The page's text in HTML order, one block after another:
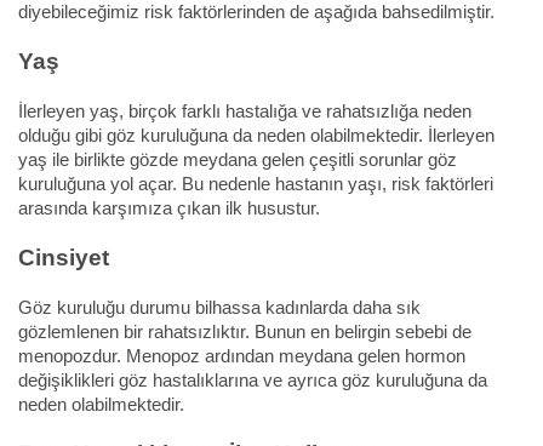
diyebileceğimiz risk faktörlerinden de aşağıda bahsedilmiştir.
Yaş
İlerleyen yaş, birçok farklı hastalığa ve rahatsızlığa neden
olduğu gibi göz kuruluğuna da neden olabilmektedir. İlerleyen
yaş ile birlikte gözde meydana gelen çeşitli sorunlar göz
kuruluğuna yol açar. Bu nedenle hastanın yaşı, risk faktörleri
arasında karşımıza çıkan ilk husustur.
Cinsiyet
Göz kuruluğu durumu bilhassa kadınlarda daha sık
gözlemlenen bir rahatsızlıktır. Bunun en belirgin sebebi de
menopozdur. Menopoz ardından meydana gelen hormon
değişiklikleri göz hastalıklarına ve ayrıca göz kuruluğuna da
neden olabilmektedir.